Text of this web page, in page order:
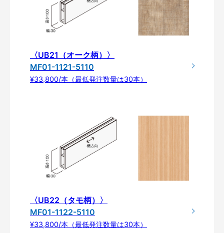
〈UB21（オーク柄）〉
MF01-1121-5110
¥33,800/本（最低発注数量は30本）
〈UB22（タモ柄）〉
MF01-1122-5110
¥33,800/本（最低発注数量は30本）